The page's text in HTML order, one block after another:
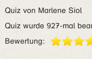
Quiz von Marlene Siol
Quiz wurde 927-mal
Bewertung: